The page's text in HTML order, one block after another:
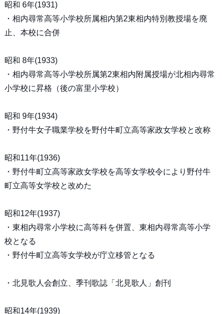
昭和 6年(1931)
・相内尋常高等小学校所属相内第2東相内特別教授場を廃
止、本校に合併
昭和 8年(1933)
・相内尋常高等小学校所属第2東相内附属授場が北相内尋常
小学校に昇格（後の富里小学校）
昭和 9年(1934)
・野付牛女子職業学校を野付牛町立高等家政女学校と改称
昭和11年(1936)
・野付牛町立高等家政女学校を高等女学校令により野付牛
町立高等女学校と改めた
昭和12年(1937)
・東相内尋常小学校に高等科を併置、東相内尋常高等小学
校となる
・野付牛町立高等女学校が庁立移管となる
・北見歌人会創立、季刊歌誌「北見歌人」創刊
昭和14年(1939)